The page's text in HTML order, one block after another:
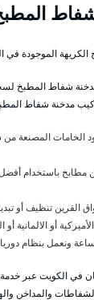
الموجودة في
شفاط المطبخ
مدخنة شفاط
المصنعة من
باستخدام أفضل
تنظيف أو
أو الالمانية أو
في الكويت عبر
والمداخن